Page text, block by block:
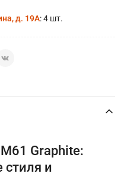
д. 19А: 4 шт.
Graphite:
стиля и